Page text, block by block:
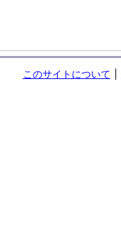
このサイトについて